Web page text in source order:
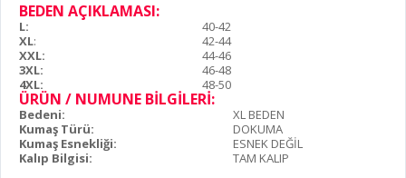
BEDEN AÇIKLAMASI:
L:
40-42
XL:
42-44
XXL:
44-46
3XL:
46-48
4XL:
48-50
ÜRÜN / NUMUNE BİLGİLERİ:
Bedeni:
XL BEDEN
Kumaş Türü:
DOKUMA
Kumaş Esnekliği:
ESNEK DEĞİL
Kalıp Bilgisi:
TAM KALIP